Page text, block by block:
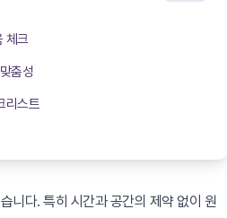
크
춤성
리스트
니다. 특히 시간과 공간의 제약 없이 원